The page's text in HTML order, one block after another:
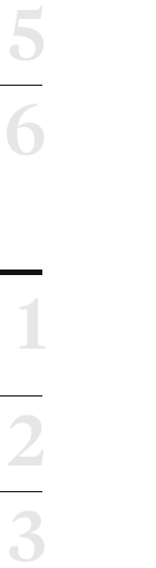
5
6
1
2
3